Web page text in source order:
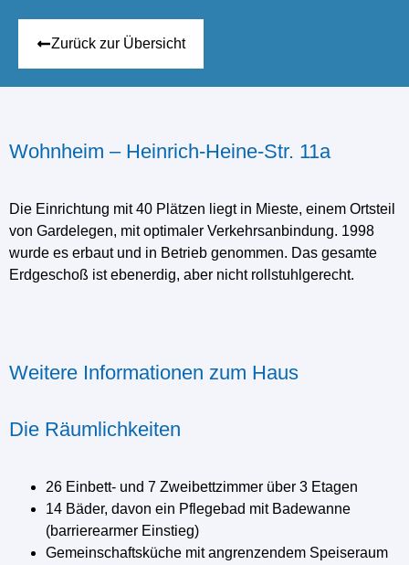
Zurück zur Übersicht
Wohnheim – Heinrich-Heine-Str. 11a
Die Einrichtung mit 40 Plätzen liegt in Mieste, einem Ortsteil
von Gardelegen, mit optimaler Verkehrsanbindung. 1998
wurde es erbaut und in Betrieb genommen. Das gesamte
Erdgeschoß ist ebenerdig, aber nicht rollstuhlgerecht.
Weitere Informationen zum Haus
Die Räumlichkeiten
26 Einbett- und 7 Zweibettzimmer über 3 Etagen
14 Bäder, davon ein Pflegebad mit Badewanne
(barrierearmer Einstieg)
Gemeinschaftsküche mit angrenzendem Speiseraum